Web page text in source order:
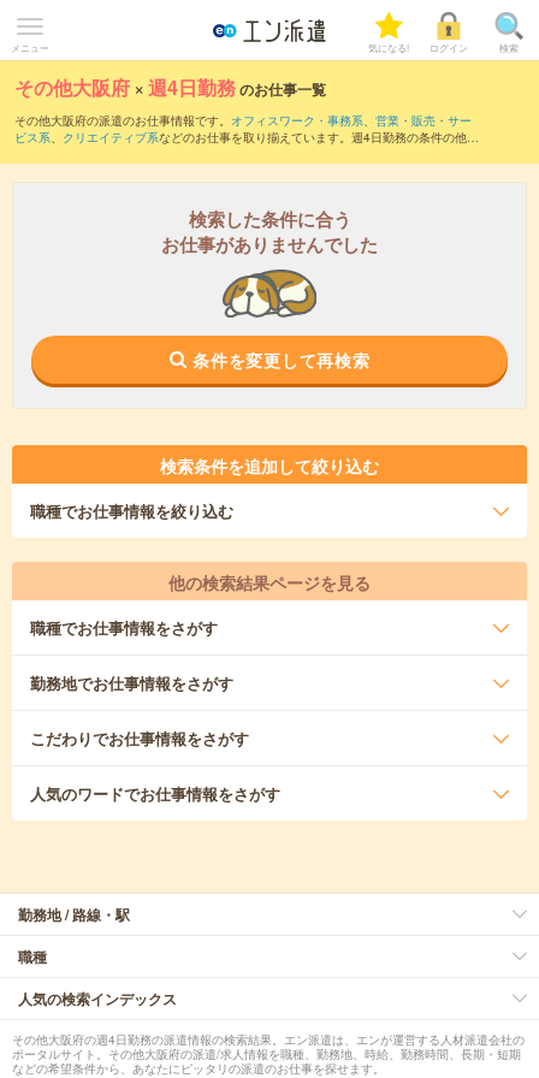
メニュー 気になる! ログイン 検索
その他大阪府 ×週4日勤務のお仕事一覧
その他大阪府の派遣のお仕事情報です。 オフィスワーク・事務系、 営業・販売・サー
ビス系、 クリエイティブ系などのお仕事を取り揃えています。週4日勤務の条件の他
検索した条件に合う
お仕事がありませんでした
条件を変更して再検索
検索条件を追加して絞り込む
職種でお仕事情報を絞り込む
他の検索結果ページを見る
職種でお仕事情報をさがす
勤務地でお仕事情報をさがす
こだわりでお仕事情報をさがす
人気のワードでお仕事情報をさがす
勤務地 / 路線・駅
職種
人気の検索インデックス
その他大阪府の週4日勤務の派遣情報の検索結果。エン派遣は、エンが運営する人材派遣会社の
ポータルサイト。その他大阪府の派遣/求人情報を職種、勤務地、時給、勤務時間、長期・短期
などの希望条件から、あなたにピッタリの派遣のお仕事を探せます。